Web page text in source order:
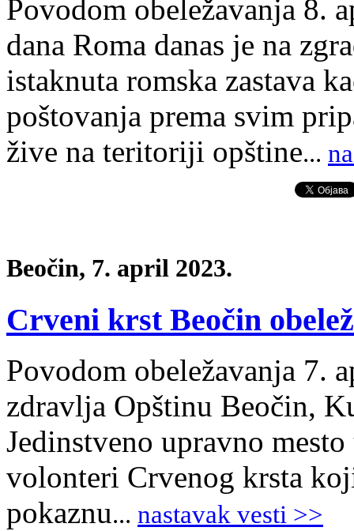
Povodom obeležavanja 8.
dana Roma danas je na
istaknuta romska zastava
poštovanja prema svim
žive na teritoriji opštine...
Beočin, 7. april 2023.
Crveni krst Beočin
Povodom obeležavanja 7.
zdravlja Opštinu Beočin,
Jedinstveno upravno
volonteri Crvenog krsta
pokaznu... nastavak vesti >>